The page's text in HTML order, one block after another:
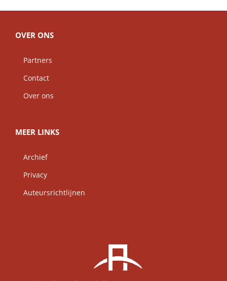
OVER ONS
Partners
Contact
Over ons
MEER LINKS
Archief
Privacy
Auteursrichtlijnen